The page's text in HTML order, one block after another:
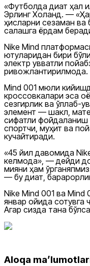
«Футболда диққат ҳал
Эрлинг Холанд. —
ҳисларни сезаман ва
сақлашга ёрдам
Nike Mind
ютуқларидан бири
электр қувватли
ривожлантирилмоқда.
Mind 001 мюли
кроссовкалари эса
сезгирлик ва қўллаб-
элемент — шакл,
сифатли фойдаланиш
спортчи, муҳит ва
кучайтиради.
«45 йил давомида
келмоқда», — дейди
мияни ҳам
— бу диққат,
Nike Mind 001 ва
январ ойида сотувга
Агар сизда тана
Aloqa